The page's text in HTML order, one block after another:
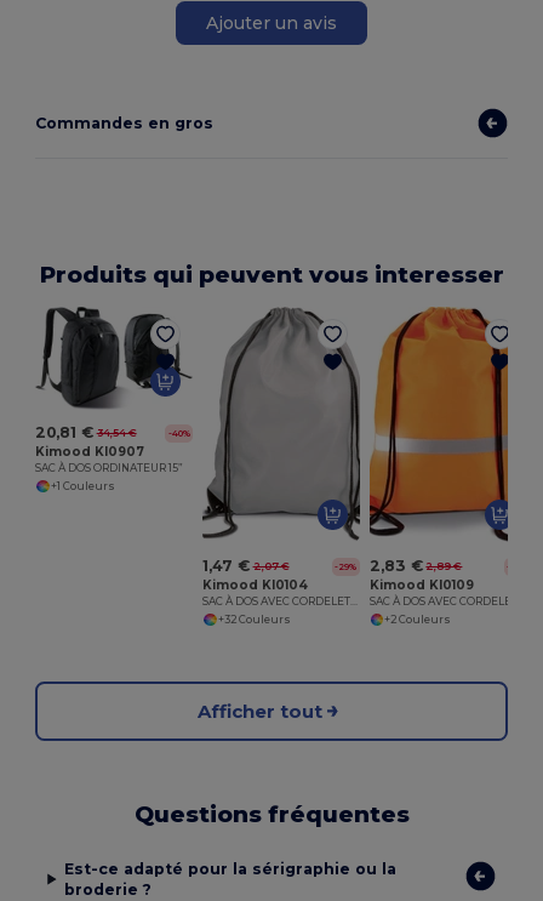
Ajouter un avis
Commandes en gros
Produits qui peuvent vous interesser
20,81 € 34,54 € -40%
Kimood KI0907
SAC À DOS ORDINATEUR 15”
+1 Couleurs
1,47 € 2,07 € -29%
Kimood KI0104
SAC À DOS AVEC CORDELETTES
+32 Couleurs
2,83 € 2,89 € -2%
Kimood KI0109
+2 Couleurs
Afficher tout
Questions fréquentes
Est-ce adapté pour la sérigraphie ou la
broderie ?